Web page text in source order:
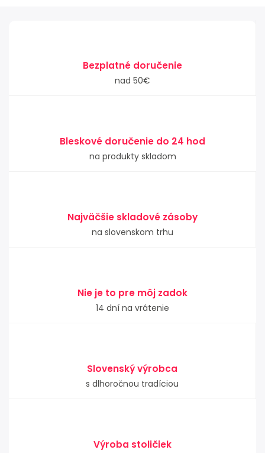
Bezplatné doručenie
nad 50€
Bleskové doručenie do 24 hod
na produkty skladom
Najväčšie skladové zásoby
na slovenskom trhu
Nie je to pre môj zadok
14 dní na vrátenie
Slovenský výrobca
s dlhoročnou tradíciou
Výroba stoličiek